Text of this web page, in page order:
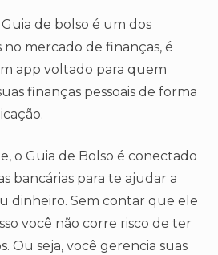
de bolso é um dos
mercado de finanças, é
app voltado para quem
finanças pessoais de forma
o Guia de Bolso é conectado
bancárias para te ajudar a
dinheiro. Sem contar que ele
você não corre risco de ter
Ou seja, você gerencia suas